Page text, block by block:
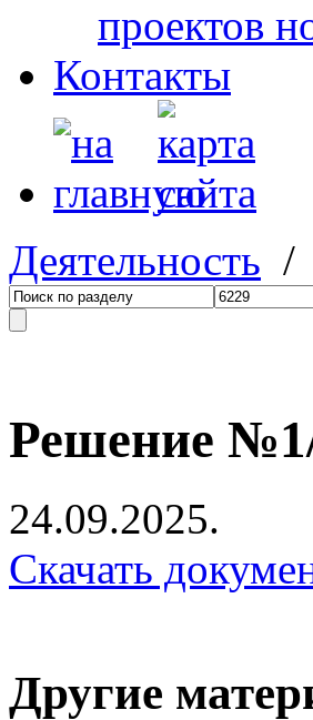
проектов
Контакты
Деятельность /
Решение
24.09.2025.
Скачать
Другие